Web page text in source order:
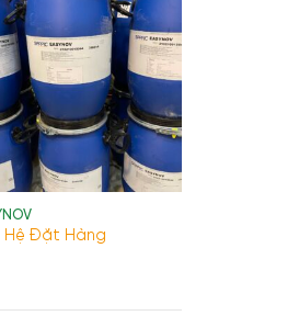
Hệ Đặt Hàng